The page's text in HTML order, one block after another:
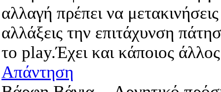
αλλαγή πρέπει να
αλλάξεις την επιτάχυνση
το play.Έχει και κάποιος
Απάντηση